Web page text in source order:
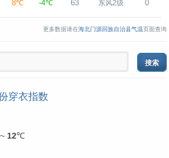
8℃ -4℃ 63 东风2级 0
更多数据请在海北门源回族自治县气温页面查询
穿衣指数
12℃